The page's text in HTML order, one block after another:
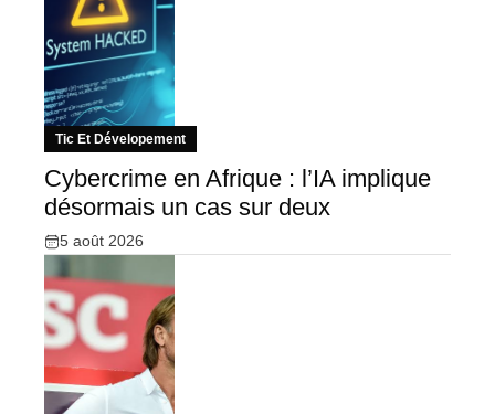
Tic Et Dévelopement
Cybercrime en Afrique : l’IA implique
désormais un cas sur deux
5 août 2026